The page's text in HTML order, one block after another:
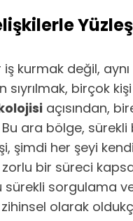
kurmak değil,
birçok
açısından,
ara bölge,
şimdi her şeyi
zorlu bir süreci
sorgulama
olarak